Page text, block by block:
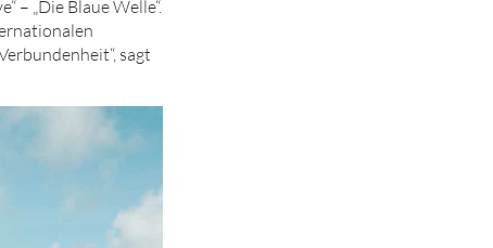
– „Die Blaue Welle“.
sagt